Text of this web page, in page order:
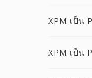
XPM เป็น
XPM เป็น